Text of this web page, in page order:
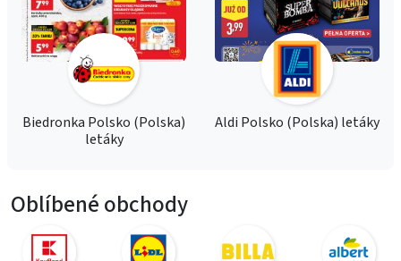
Biedronka Polsko (Polska)
letáky
Aldi Polsko (Polska) letáky
Oblíbené obchody